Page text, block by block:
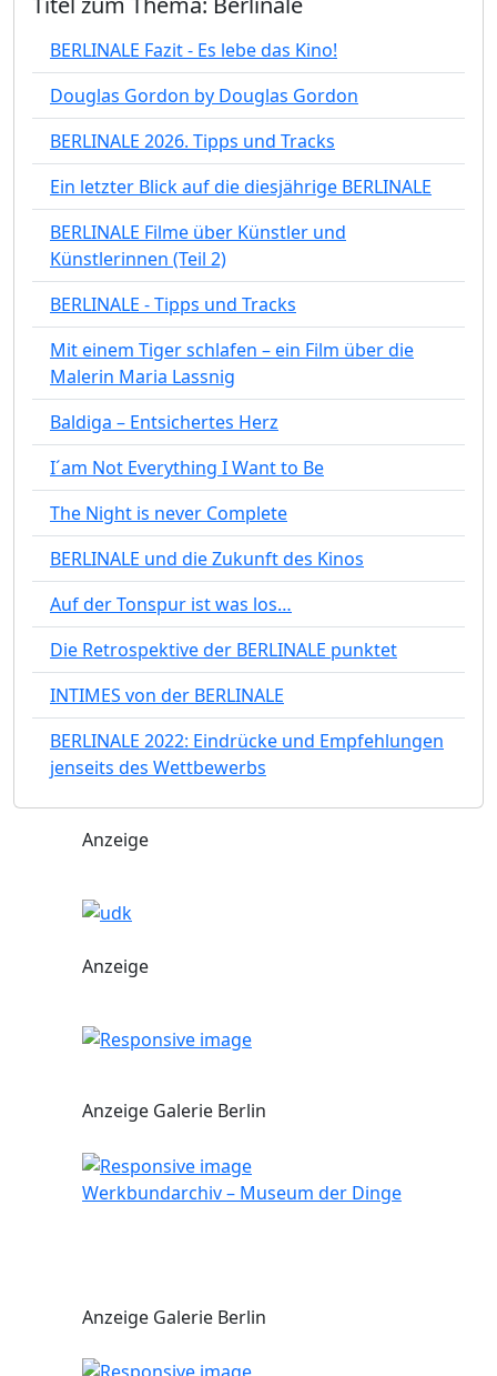
BERLINALE Fazit - Es lebe das Kino!
Douglas Gordon by Douglas Gordon
BERLINALE 2026. Tipps und Tracks
Ein letzter Blick auf die diesjährige BERLINALE
BERLINALE Filme über Künstler und
Künstlerinnen (Teil 2)
BERLINALE - Tipps und Tracks
Mit einem Tiger schlafen – ein Film über die
Malerin Maria Lassnig
Baldiga – Entsichertes Herz
I´am Not Everything I Want to Be
The Night is never Complete
BERLINALE und die Zukunft des Kinos
Auf der Tonspur ist was los…
Die Retrospektive der BERLINALE punktet
INTIMES von der BERLINALE
BERLINALE 2022: Eindrücke und Empfehlungen
jenseits des Wettbewerbs
Anzeige
Anzeige
Anzeige Galerie Berlin
Werkbundarchiv – Museum der Dinge
Anzeige Galerie Berlin